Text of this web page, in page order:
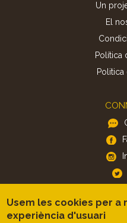
Un
El
Política
Usem les cookies per a
experiència d'usuari